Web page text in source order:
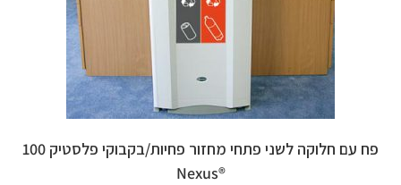
פח עם חלוקה לשני פתחי מחזור פחיות/בקבוקי פלסטיק 100
®Nexus